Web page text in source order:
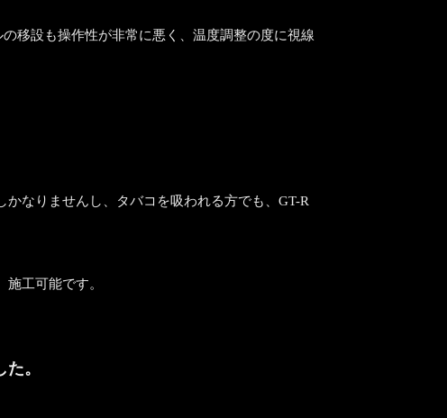
移設も操作性が非常に悪く、温度調整の度に視線
なりませんし、タバコを吸われる方でも、GT-R
工可能です。
。